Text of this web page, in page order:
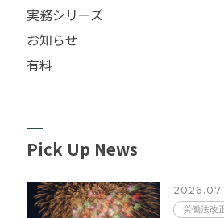
実務シリーズ
お知らせ
有料
Pick Up News
労働法改